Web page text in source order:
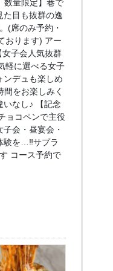
数量限定】巷で
目も抜群の逸
(席のみ予約・
おります) アー
子会人気抜群
軽に選べる女子
ンデュも楽しめ
をお楽しみく
いなし♪ 【記念
ョコペンで主役
会・昼宴会・
験を…‼サプラ
コース予約で